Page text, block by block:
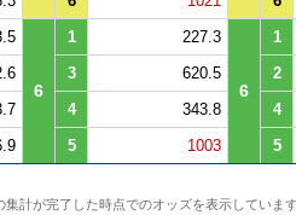
6
1 227.3
6
1
3 620.5
2
4 343.8
4
5 1003 5
集計が完了した時点でのオッズを表示していま